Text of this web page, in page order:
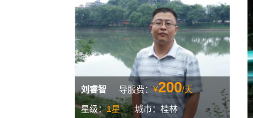
刘睿智 导服费：¥200/天
星级：1星 城市：桂林